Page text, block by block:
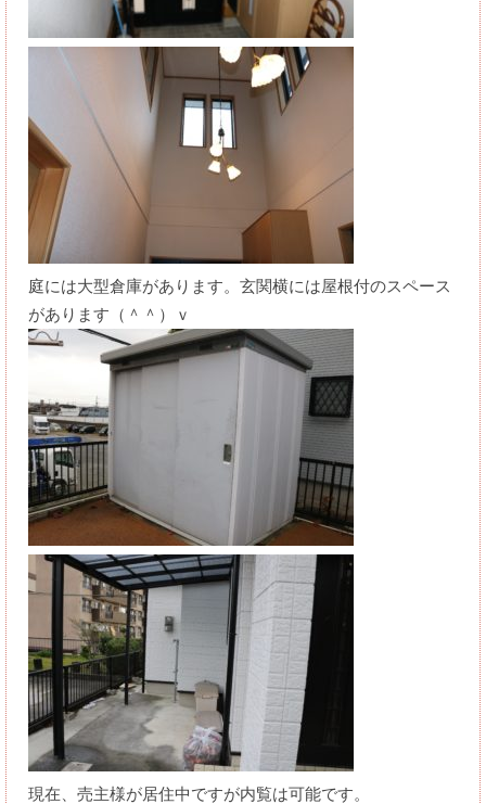
庭には大型倉庫があります。玄関横には屋根付のスペース
があります（＾＾）ｖ
現在、売主様が居住中ですが内覧は可能です。